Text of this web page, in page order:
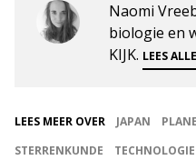
Naomi
biologie en
KIJK. LEES
LEES MEER OVER JAPAN
STERRENKUNDE
TECHNOLOGIE